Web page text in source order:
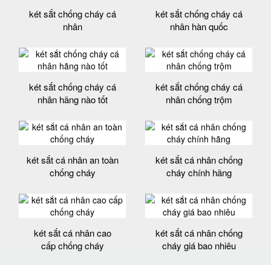
két sắt chống cháy cá
nhân
két sắt chống cháy cá
nhân hàn quốc
két sắt chống cháy cá
nhân hãng nào tốt
két sắt chống cháy cá
nhân chống trộm
két sắt cá nhân an toàn
chống cháy
két sắt cá nhân chống
cháy chính hãng
két sắt cá nhân cao
cấp chống cháy
két sắt cá nhân chống
cháy giá bao nhiêu